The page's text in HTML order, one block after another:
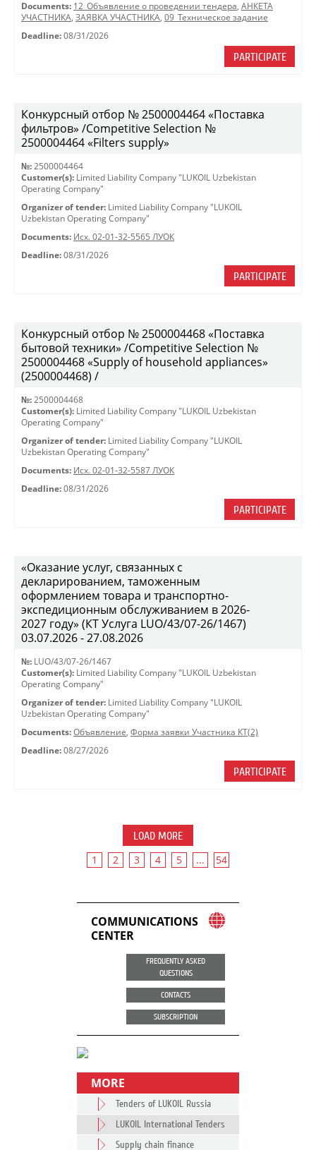
Documents: 12_Объявление о проведении тендера, АНКЕТА
УЧАСТНИКА, ЗАЯВКА УЧАСТНИКА, 09_Техническое задание
Deadline: 08/31/2026
PARTICIPATE
Конкурсный отбор № 2500004464 «Поставка
фильтров» /Competitive Selection №
2500004464 «Filters supply»
№: 2500004464
Customer(s): Limited Liability Company "LUKOIL Uzbekistan
Operating Company"
Organizer of tender: Limited Liability Company "LUKOIL
Uzbekistan Operating Company"
Documents: Исх. 02-01-32-5565 ЛУОК
Deadline: 08/31/2026
PARTICIPATE
Конкурсный отбор № 2500004468 «Поставка
бытовой техники» /Competitive Selection №
2500004468 «Supply of household appliances»
(2500004468) /
№: 2500004468
Customer(s): Limited Liability Company "LUKOIL Uzbekistan
Operating Company"
Organizer of tender: Limited Liability Company "LUKOIL
Uzbekistan Operating Company"
Documents: Исх. 02-01-32-5587 ЛУОК
Deadline: 08/31/2026
PARTICIPATE
«Оказание услуг, связанных с
декларированием, таможенным
оформлением товара и транспортно-
экспедиционным обслуживанием в 2026-
2027 году» (КТ Услуга LUO/43/07-26/1467)
03.07.2026 - 27.08.2026
№: LUO/43/07-26/1467
Customer(s): Limited Liability Company "LUKOIL Uzbekistan
Operating Company"
Organizer of tender: Limited Liability Company "LUKOIL
Uzbekistan Operating Company"
Documents: Объявление, Форма заявки Участника КТ(2)
Deadline: 08/27/2026
PARTICIPATE
LOAD MORE
1 2 3 4 5 ... 54
COMMUNICATIONS
CENTER
FREQUENTLY ASKED
QUESTIONS
CONTACTS
SUBSCRIPTION
MORE
Tenders of LUKOIL Russia
LUKOIL International Tenders
Supply chain finance